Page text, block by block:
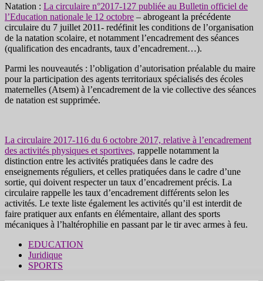
Natation : La circulaire n°2017-127 publiée au Bulletin officiel de
l’Education nationale le 12 octobre – abrogeant la précédente
circulaire du 7 juillet 2011- redéfinit les conditions de l’organisation
de la natation scolaire, et notamment l’encadrement des séances
(qualification des encadrants, taux d’encadrement…).
Parmi les nouveautés : l’obligation d’autorisation préalable du maire
pour la participation des agents territoriaux spécialisés des écoles
maternelles (Atsem) à l’encadrement de la vie collective des séances
de natation est supprimée.
La circulaire 2017-116 du 6 octobre 2017, relative à l’encadrement
des activités physiques et sportives, rappelle notamment la
distinction entre les activités pratiquées dans le cadre des
enseignements réguliers, et celles pratiquées dans le cadre d’une
sortie, qui doivent respecter un taux d’encadrement précis. La
circulaire rappelle les taux d’encadrement différents selon les
activités. Le texte liste également les activités qu’il est interdit de
faire pratiquer aux enfants en élémentaire, allant des sports
mécaniques à l’haltérophilie en passant par le tir avec armes à feu.
EDUCATION
Juridique
SPORTS